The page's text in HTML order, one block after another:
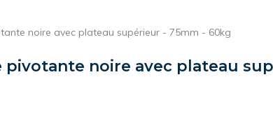
noire avec plateau supérieur - 75mm - 60kg
noire avec plateau